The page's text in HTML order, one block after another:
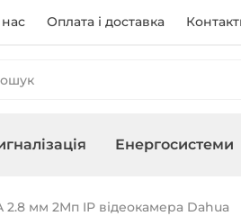
Оплата і доставка
Енергосистеми
2.8 мм 2Мп IP відеокамера Dahua